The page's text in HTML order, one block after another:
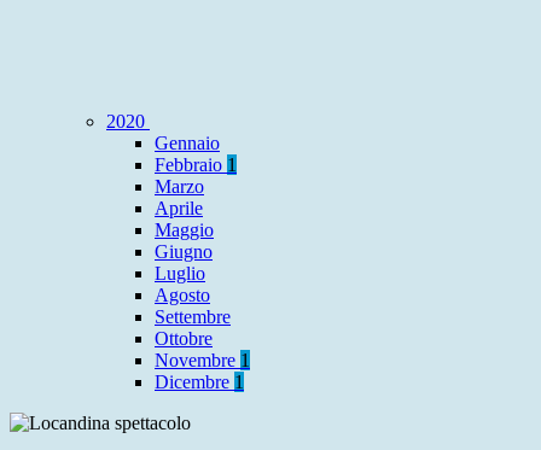
2020
Gennaio
Febbraio 1
Marzo
Aprile
Maggio
Giugno
Luglio
Agosto
Settembre
Ottobre
Novembre 1
Dicembre 1